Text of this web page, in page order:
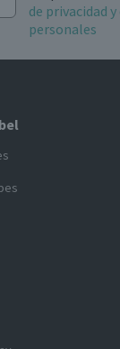
de privacidad
personales